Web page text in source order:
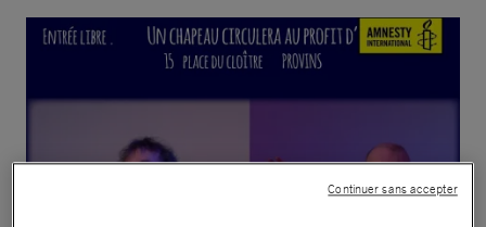
Continuer sans accepter